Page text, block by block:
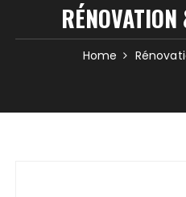
Home